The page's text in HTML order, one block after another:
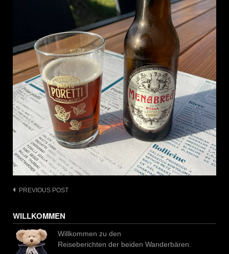
Post
PREVIOUS POST
WILLKOMMEN
Willkommen zu den
Reiseberichten der beiden Wanderbären.